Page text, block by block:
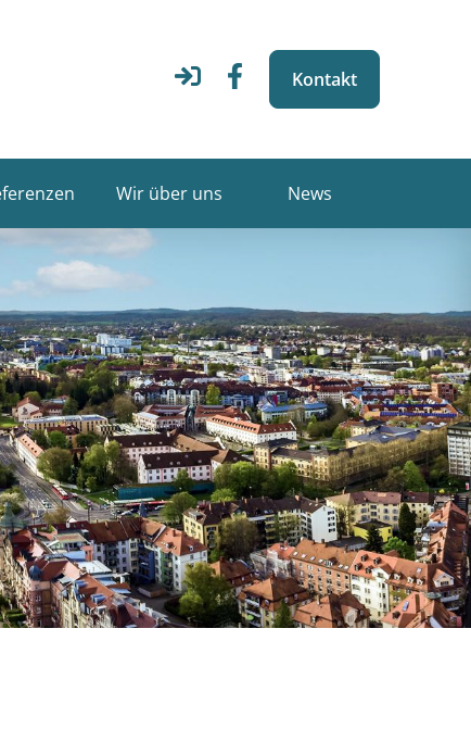
Kontakt
Wir über uns News